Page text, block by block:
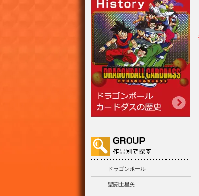
ドラゴンボール
聖闘士星矢